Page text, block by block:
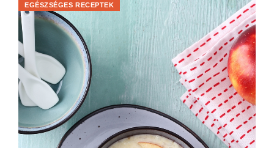
EGÉSZSÉGES RECEPTEK